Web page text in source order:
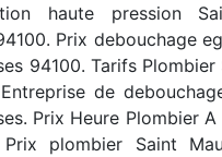
haute pression
Prix debouchage
94100. Tarifs
Entreprise de
Prix Heure Plombier
Prix plombier Saint